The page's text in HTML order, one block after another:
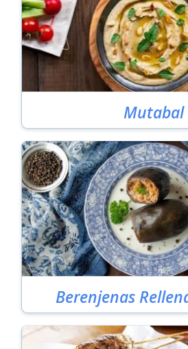
Mutabal
Berenjenas